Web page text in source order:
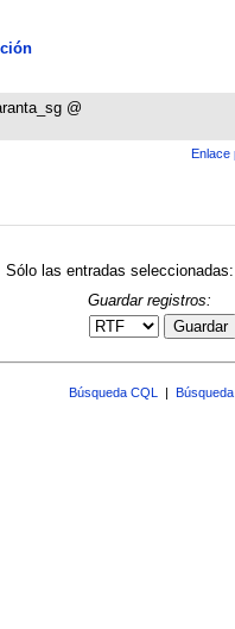
@
Enlace
Sólo las entradas seleccionadas:
Guardar registros:
Guardar
Búsqueda CQL